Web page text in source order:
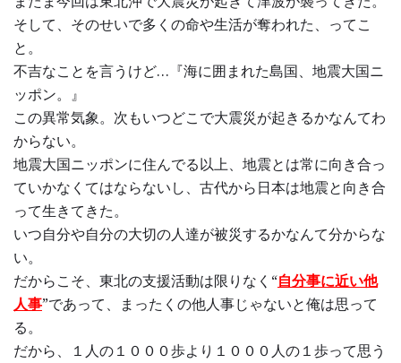
そして、そのせいで多くの命や生活が奪われた、ってこ
と。
不吉なことを言うけど…『海に囲まれた島国、地震大国ニ
ッポン。』
この異常気象。次もいつどこで大震災が起きるかなんてわ
からない。
地震大国ニッポンに住んでる以上、地震とは常に向き合っ
ていかなくてはならないし、古代から日本は地震と向き合
って生きてきた。
いつ自分や自分の大切の人達が被災するかなんて分からな
い。
だからこそ、東北の支援活動は限りなく“自分事に近い他
人事”であって、まったくの他人事じゃないと俺は思って
る。
だから、１人の１０００歩より１０００人の１歩って思う